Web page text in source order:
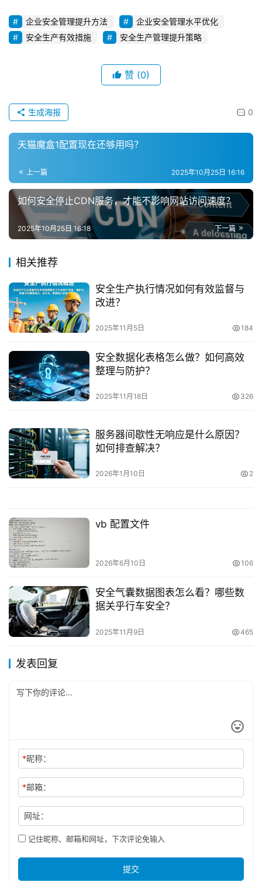
企业安全管理提升方法
企业安全管理水平优化
安全生产有效措施
安全生产管理提升策略
赞 (0)
0
生成海报
天猫魔盒1配置现在还够用吗？
上一篇 2025年10月25日 16:16
如何安全停止CDN服务，才能不影响网站访问速度？
下一篇
2025年10月25日 16:18
相关推荐
安全生产执行情况如何有效监督与
改进？
2025年11月5日 184
安全数据化表格怎么做？如何高效
整理与防护？
2025年11月18日 326
服务器间歇性无响应是什么原因？
如何排查解决？
2026年1月10日 2
vb 配置文件
2026年6月10日 106
安全气囊数据图表怎么看？哪些数
据关乎行车安全？
2025年11月9日 465
发表回复
*昵称：
*邮箱：
网址：
记住昵称、邮箱和网址，下次评论免输入
提交